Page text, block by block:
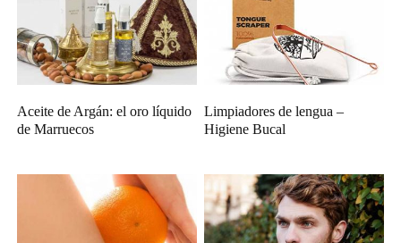
Aceite de Argán: el oro líquido
de Marruecos
Limpiadores de lengua –
Higiene Bucal